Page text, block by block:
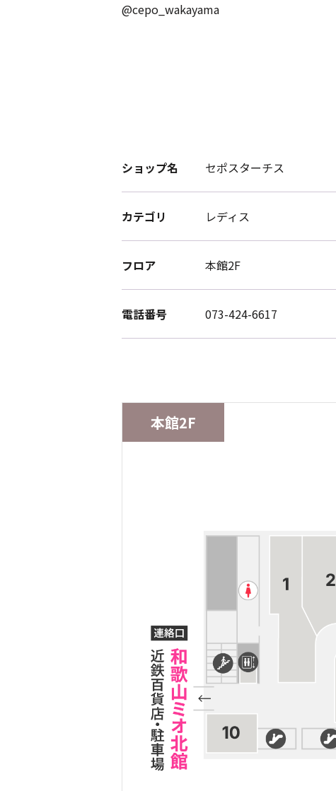
@cepo_wakayama
ショップ名 セポスターチス
カテゴリ レディス
フロア 本館2F
電話番号 073-424-6617
本館2F